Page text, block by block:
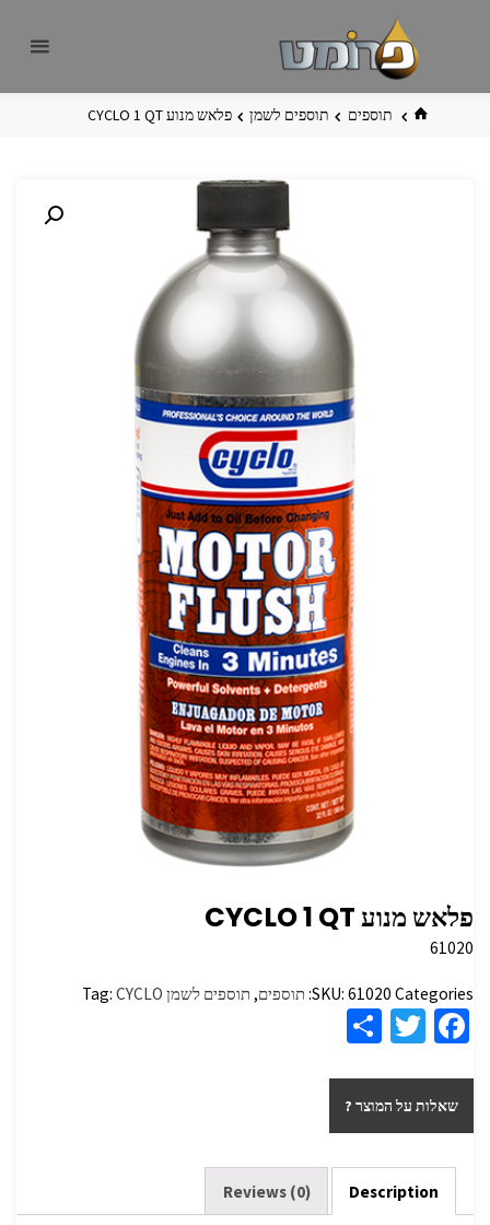
בית תוספים תוספים לשמן פלאש מנוע QT‏ 1 CYCLO
פלאש מנוע QT‏ 1 CYCLO
61020
SKU: 61020 Categories: תוספים, תוספים לשמן Tag: CYCLO
Fa
b
o
o
k
T
tt
er
ar
e
שאלות על המוצר ?
Description
Reviews (0)